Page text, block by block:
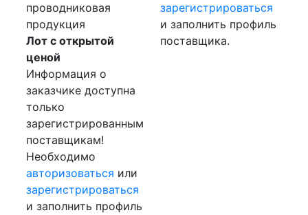
проводниковая
продукция
Лот с открытой
ценой
Информация о
заказчике доступна
только
зарегистрированным
поставщикам!
Необходимо
авторизоваться или
зарегистрироваться
и заполнить профиль
зарегистрироваться
и заполнить профиль
поставщика.